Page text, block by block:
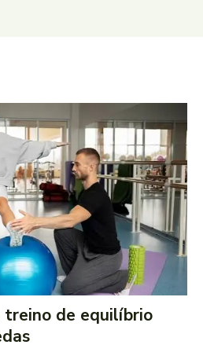
de equilíbrio